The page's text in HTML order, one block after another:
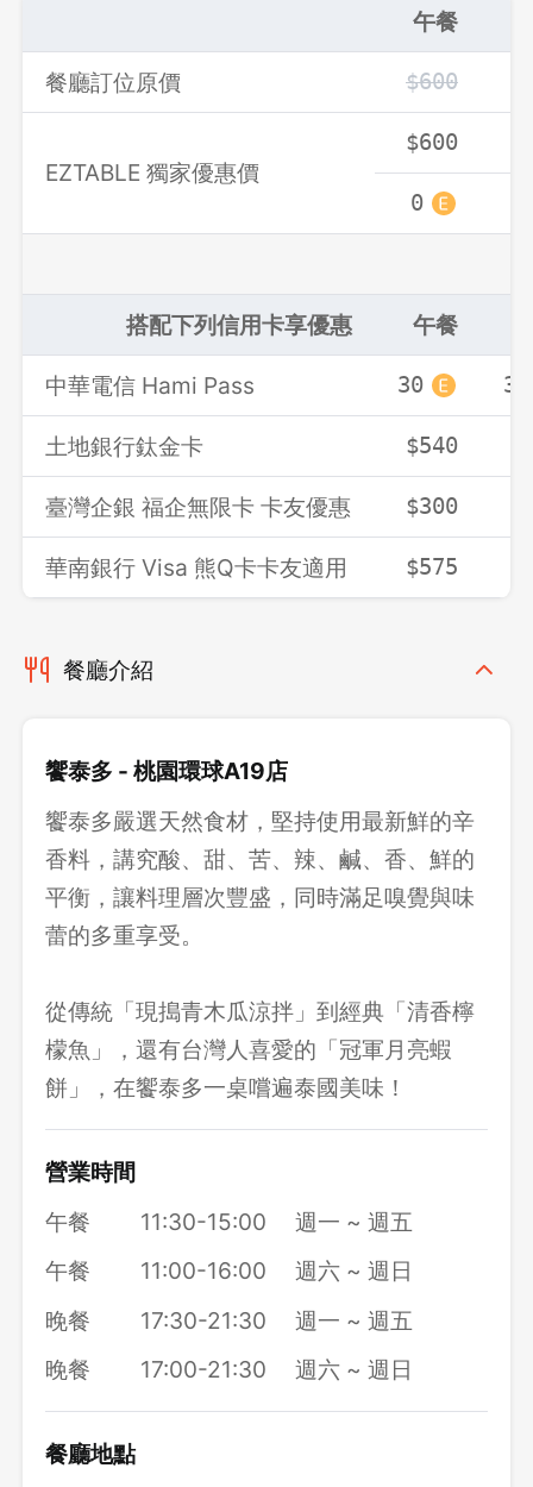
午餐
餐廳訂位原價 $600
EZTABLE 獨家優惠價
$600
0
搭配下列信用卡享優惠 午餐
中華電信 Hami Pass 30 30
土地銀行鈦金卡 $540
臺灣企銀 福企無限卡 卡友優惠 $300
華南銀行 Visa 熊Q卡卡友適用 $575
餐廳介紹
饗泰多 - 桃園環球A19店
饗泰多嚴選天然食材，堅持使用最新鮮的辛
香料，講究酸、甜、苦、辣、鹹、香、鮮的
平衡，讓料理層次豐盛，同時滿足嗅覺與味
蕾的多重享受。
從傳統「現搗青木瓜涼拌」到經典「清香檸
檬魚」，還有台灣人喜愛的「冠軍月亮蝦
餅」，在饗泰多一桌嚐遍泰國美味！
營業時間
午餐
11:30-15:00
週一 ~ 週五
午餐
11:00-16:00
週六 ~ 週日
晚餐
17:30-21:30
週一 ~ 週五
晚餐
17:00-21:30 週六 ~ 週日
餐廳地點